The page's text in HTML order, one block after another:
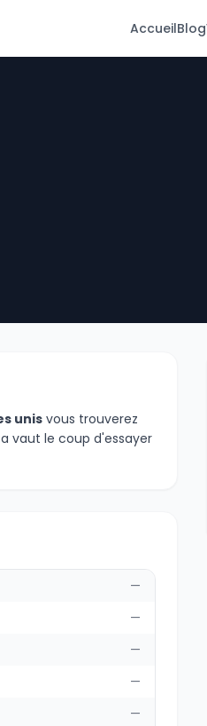
AccueilBlog
unis vous trouverez
vaut le coup d'essayer
—
—
—
—
—